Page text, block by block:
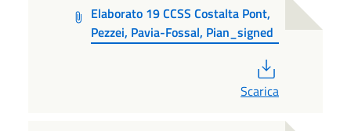
Elaborato 19 CCSS Costalta Pont,
Pezzei, Pavia-Fossal, Pian_signed
Scarica